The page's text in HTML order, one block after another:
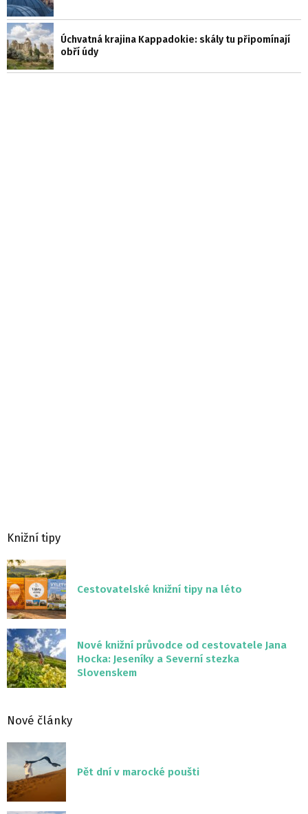
Úchvatná krajina Kappadokie: skály tu připomínají
obří údy
Knižní tipy
Cestovatelské knižní tipy na léto
Nové knižní průvodce od cestovatele Jana
Hocka: Jeseníky a Severní stezka
Slovenskem
Nové články
Pět dní v marocké poušti